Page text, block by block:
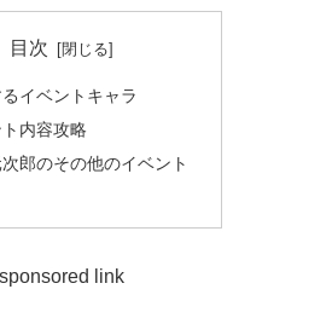
目次
イベントキャラ
内容攻略
郎のその他のイベント
sponsored link